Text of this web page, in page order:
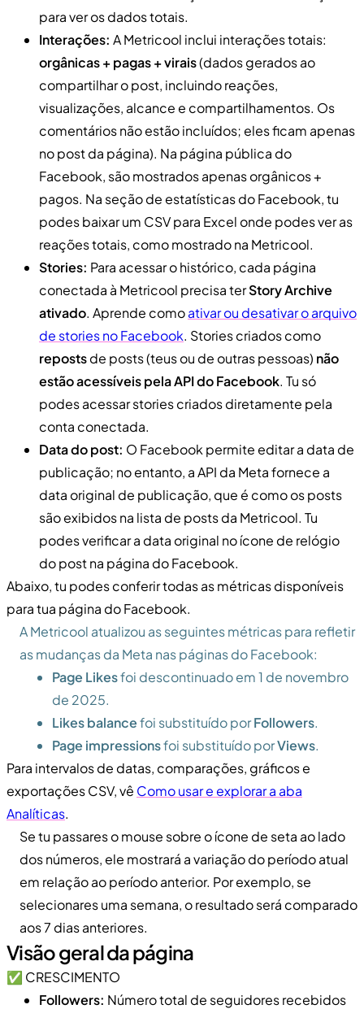
para ver os dados totais.
Interações: A Metricool inclui interações totais:
orgânicas + pagas + virais(dados gerados ao
compartilhar o post, incluindo reações,
visualizações, alcance e compartilhamentos. Os
comentários não estão incluídos; eles ficam apenas
no post da página). Na página pública do
Facebook, são mostrados apenas orgânicos +
pagos. Na seção de estatísticas do Facebook, tu
podes baixar um CSV para Excel onde podes ver as
reações totais, como mostrado na Metricool.
Stories: Para acessar o histórico, cada página
conectada à Metricool precisa terStory Archive
ativado. Aprende comoativar ou desativar o arquivo
de stories no Facebook. Stories criados como
repostsde posts (teus ou de outras pessoas) não
estão acessíveis pela API do Facebook. Tu só
podes acessar stories criados diretamente pela
conta conectada.
Data do post: O Facebook permite editar a data de
publicação; no entanto, a API da Meta fornece a
data original de publicação, que é como os posts
são exibidos na lista de posts da Metricool. Tu
podes verificar a data original no ícone de relógio
do post na página do Facebook.
Abaixo, tu podes conferir todas as métricas disponíveis
para tua página do Facebook.
A Metricool atualizou as seguintes métricas para refletir
as mudanças da Meta nas páginas do Facebook:
Page Likesfoi descontinuado em 1 de novembro
de 2025.
Likes balancefoi substituído porFollowers.
Page impressionsfoi substituído porViews.
Para intervalos de datas, comparações, gráficos e
exportações CSV, vê Como usar e explorar a aba
Analíticas.
Se tu passares o mouse sobre o ícone de seta ao lado
dos números, ele mostrará a variação do período atual
em relação ao período anterior. Por exemplo, se
selecionares uma semana, o resultado será comparado
aos 7 dias anteriores.
Visão geral da página
✅ CRESCIMENTO
Followers: Número total de seguidores recebidos